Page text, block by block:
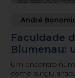
André
Faculdade
Blumenau:
Um encontro
como surgiu a